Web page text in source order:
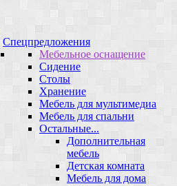
Спецпредложения
Мебельное оснащение
Сидение
Столы
Хранение
Мебель для мультимедиа
Мебель для спальни
Остальные...
Дополнительная
мебель
Детская комната
Мебель для дома